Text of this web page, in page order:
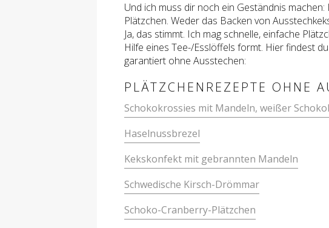
Und ich muss dir noch ein Geständnis
Plätzchen. Weder das Backen von
Ja, das stimmt. Ich mag schnelle, einfache
Hilfe eines Tee-/Esslöffels formt. Hier findest
garantiert ohne Ausstechen:
PLÄTZCHENREZEPTE OHNE
Schokokrossies mit Mandeln, weißer
Haselnussbrezel
Kekskonfekt mit gebrannten Mandeln
Schwedische Kirsch-Drömmar
Schoko-Cranberry-Plätzchen